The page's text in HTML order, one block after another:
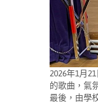
2026年1 月 21
的歌曲，氣
最後，由學